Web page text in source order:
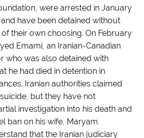
were arrested in January
have been detained without
their own choosing. On February
Emami, an Iranian-Canadian
who was also detained with
he had died in detention in
Iranian authorities claimed
but they have not
investigation into his death and
ban on his wife, Maryam
that the Iranian judiciary